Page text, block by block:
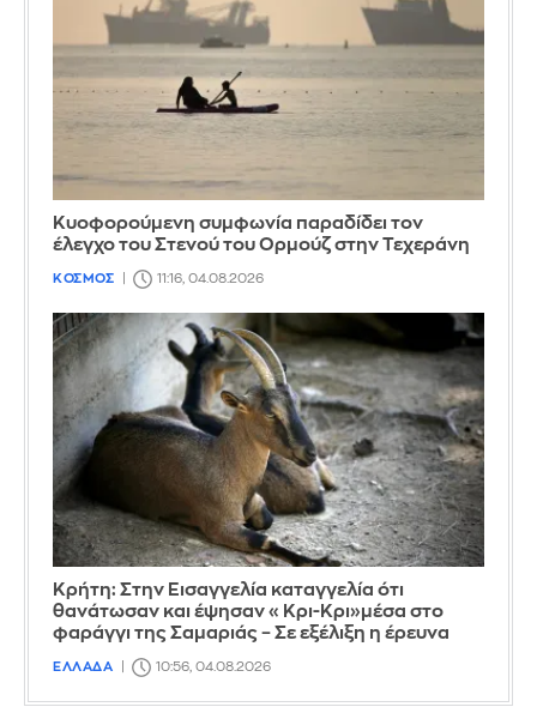
Κυοφορούμενη συμφωνία παραδίδει τον
έλεγχο του Στενού του Ορμούζ στην Τεχεράνη
ΚΟΣΜΟΣ 11:16, 04.08.2026
Κρήτη: Στην Εισαγγελία καταγγελία ότι
θανάτωσαν και έψησαν «Κρι-Κρι»μέσα στο
φαράγγι της Σαμαριάς – Σε εξέλιξη η έρευνα
ΕΛΛΑΔΑ 10:56, 04.08.2026